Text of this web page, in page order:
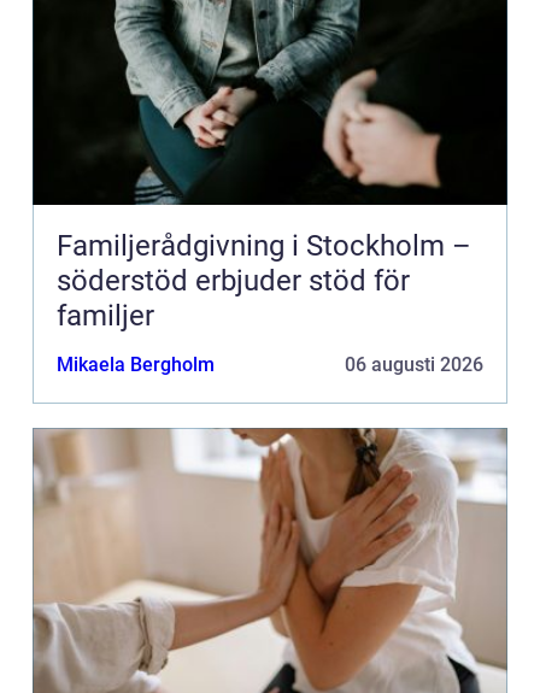
Familjerådgivning i Stockholm –
söderstöd erbjuder stöd för
familjer
Mikaela Bergholm 06 augusti 2026